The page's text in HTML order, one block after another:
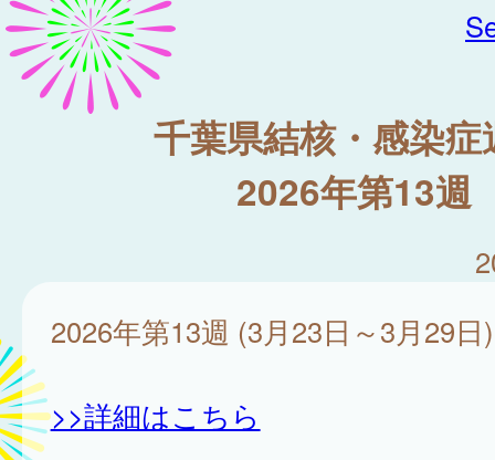
千葉県結核・感染症
2026年第13週
2026年第13週 (3月23日～3月29日)
>>詳細はこちら